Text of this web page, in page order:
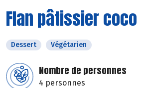
Flan pâtissier coco
Dessert Végétarien
Nombre de personnes
4 personnes